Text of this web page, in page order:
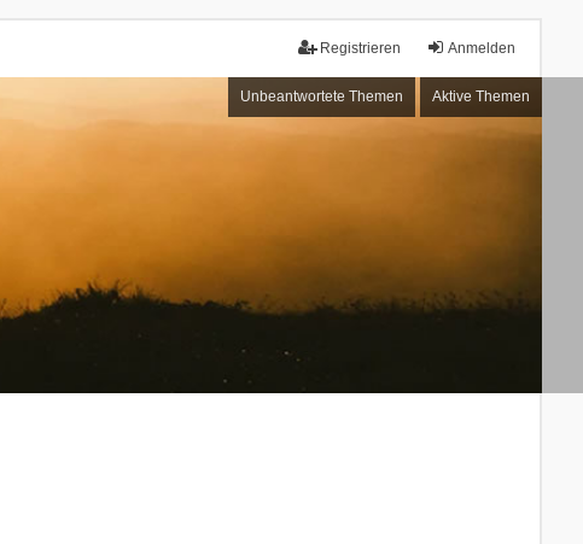
Anmelden
Registrieren
Unbeantwortete Themen Aktive Themen